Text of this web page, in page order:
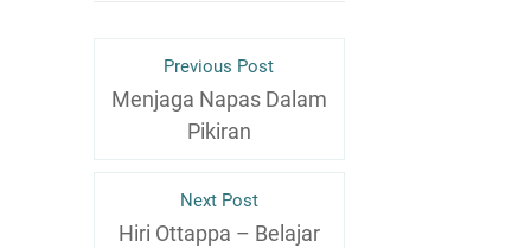
Previous Post
Menjaga Napas Dalam
Pikiran
Next Post
Hiri Ottappa – Belajar